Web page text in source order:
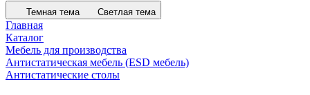
Темная тема Светлая тема
Главная
Каталог
Мебель для производства
Антистатическая мебель (ESD мебель)
Антистатические столы